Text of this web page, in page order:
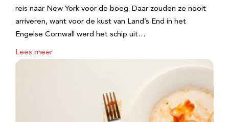
reis naar New York voor de boeg. Daar zouden ze nooit
arriveren, want voor de kust van Land’s End in het
Engelse Cornwall werd het schip uit…
Lees meer